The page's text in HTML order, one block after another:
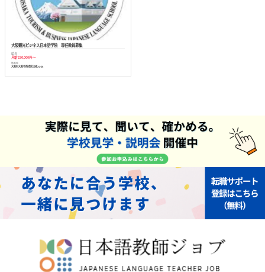
大阪観光ビジネス日本語学院 専任教員募集
給与
月給 230,000円 ～
勤務地
大阪府大阪市西成区出城2-2-18